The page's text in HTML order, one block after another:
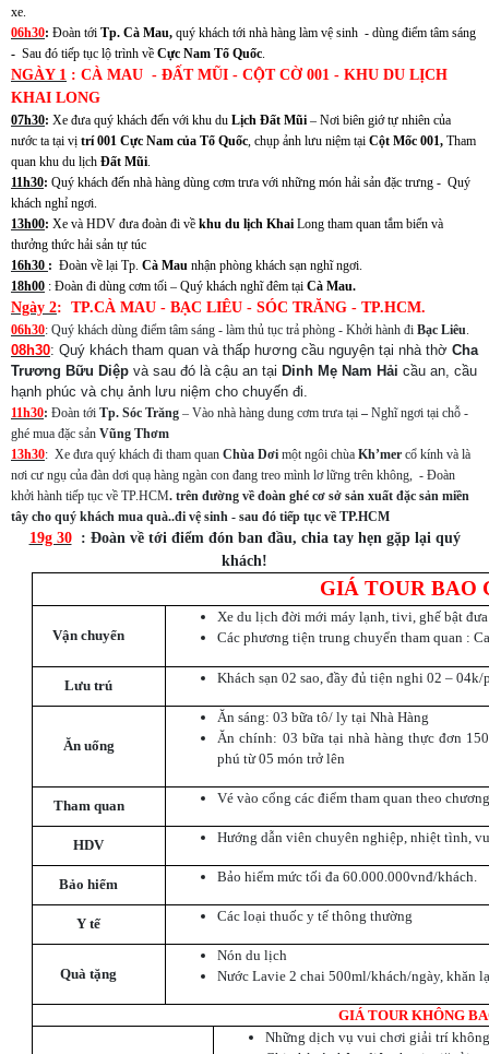
xe.
06h30: Đoàn tới Tp. Cà Mau, quý khách tới nhà hàng làm vệ sinh - dùng điểm tâm sáng
- Sau đó tiếp tục lộ trình về Cực Nam Tổ Quốc
NGÀY 1 : CÀ MAU - ĐẤT MŨI - CỘT CỜ 001 - KHU DU LỊCH
KHAI LONG
07h30: Xe đưa quý khách đến với khu du Lịch Đất Mũi – Nơi biên giớ tự nhiên của
nước ta tại vị trí 001 Cực Nam của Tổ Quốc , chụp ảnh lưu niệm tại Cột Mốc 001, Tham
quan khu du lịch Đất Mũi
11h30: Quý khách đến nhà hàng dùng cơm trưa với những món hải sản đặc trưng - Quý
khách nghỉ ngơi.
13h00: Xe và HDV đưa đoàn đi về khu du lịch Khai Long tham quan tắm biển và
thưởng thức hải sản tự túc
16h30 : Đoàn về lại Tp. Cà Mau nhận phòng khách sạn nghĩ ngơi.
18h00 : Đoàn đi dùng cơm tối – Quý khách nghĩ đêm tại Cà Mau.
Ngày 2: TP.CÀ MAU - BẠC LIÊU - SÓC TRĂNG - TP.HCM.
06h30: Quý khách dùng điểm tâm sáng - làm thủ tục trả phòng - Khởi hành đi Bạc Liêu
08h30: Quý khách tham quan và thấp hương cầu nguyện tại nhà thờ Cha
Trương Bữu Diệp và sau đó là cậu an tại Dinh Mẹ Nam Hải cầu an, cầu
hạnh phúc và chụ ảnh lưu niệm cho chuyến đi.
11h30: Đoàn tới Tp. Sóc Trăng – Vào nhà hàng dung cơm trưa tại – Nghĩ ngơi tại chỗ -
ghé mua đặc sản Vũng Thơm
13h30: Xe đưa quý khách đi tham quan Chùa Dơi một ngôi chùa Kh’mer cổ kính và là
nơi cư ngụ của đàn dơi quạ hàng ngàn con đang treo mình lơ lững trên không, - Đoàn
khởi hành tiếp tục về TP.HCM. trên đường về đoàn ghé cơ sở sản xuất đặc sản miền
tây cho quý khách mua quà..đi vệ sinh - sau đó tiếp tục về TP.HCM
19g 30: Đoàn về tới điểm đón ban đầu, chia tay hẹn gặp lại quý
khách!
GIÁ TOUR BAO
Vận chuyển
Xe du lịch đời mới máy lạnh, tivi, ghế bật
Các phương tiện trung chuyển tham quan :
Lưu trú Khách sạn 02 sao, đầy đủ tiện nghi 02 – 04k/
Ăn uống
Ăn sáng: 03 bữa tô/ ly tại Nhà Hàng
Ăn chính: 03 bữa tại nhà hàng thực đơn
phú từ 05 món trở lên
Tham quan Vé vào cổng các điểm tham quan theo
HDV Hướng dẫn viên chuyên nghiệp, nhiệt tình,
Bảo hiểm Bảo hiểm mức tối đa 60.000.000vnđ/khách.
Y tế Các loại thuốc y tế thông thường
Quà tặng
Nón du lịch
Nước Lavie 2 chai 500ml/khách/ngày, khăn
GIÁ TOUR KHÔNG
Những dịch vụ vui chơi giải trí